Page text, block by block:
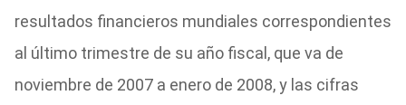
resultados financieros mundiales correspondientes
al último trimestre de su año fiscal, que va de
noviembre de 2007 a enero de 2008, y las cifras